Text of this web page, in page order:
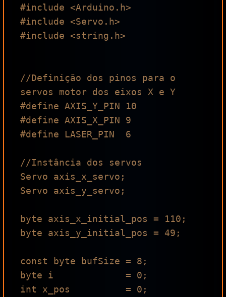
#include <Arduino.h>
#include <Servo.h>
#include <string.h>
//Definição dos pinos para o
servos motor dos eixos X e Y
#define AXIS_Y_PIN 10
#define AXIS_X_PIN 9
#define LASER_PIN  6
//Instância dos servos
Servo axis_x_servo;
Servo axis_y_servo;
byte axis_x_initial_pos = 110;
byte axis_y_initial_pos = 49;
const byte bufSize = 8;
byte i             = 0;
int x_pos          = 0;